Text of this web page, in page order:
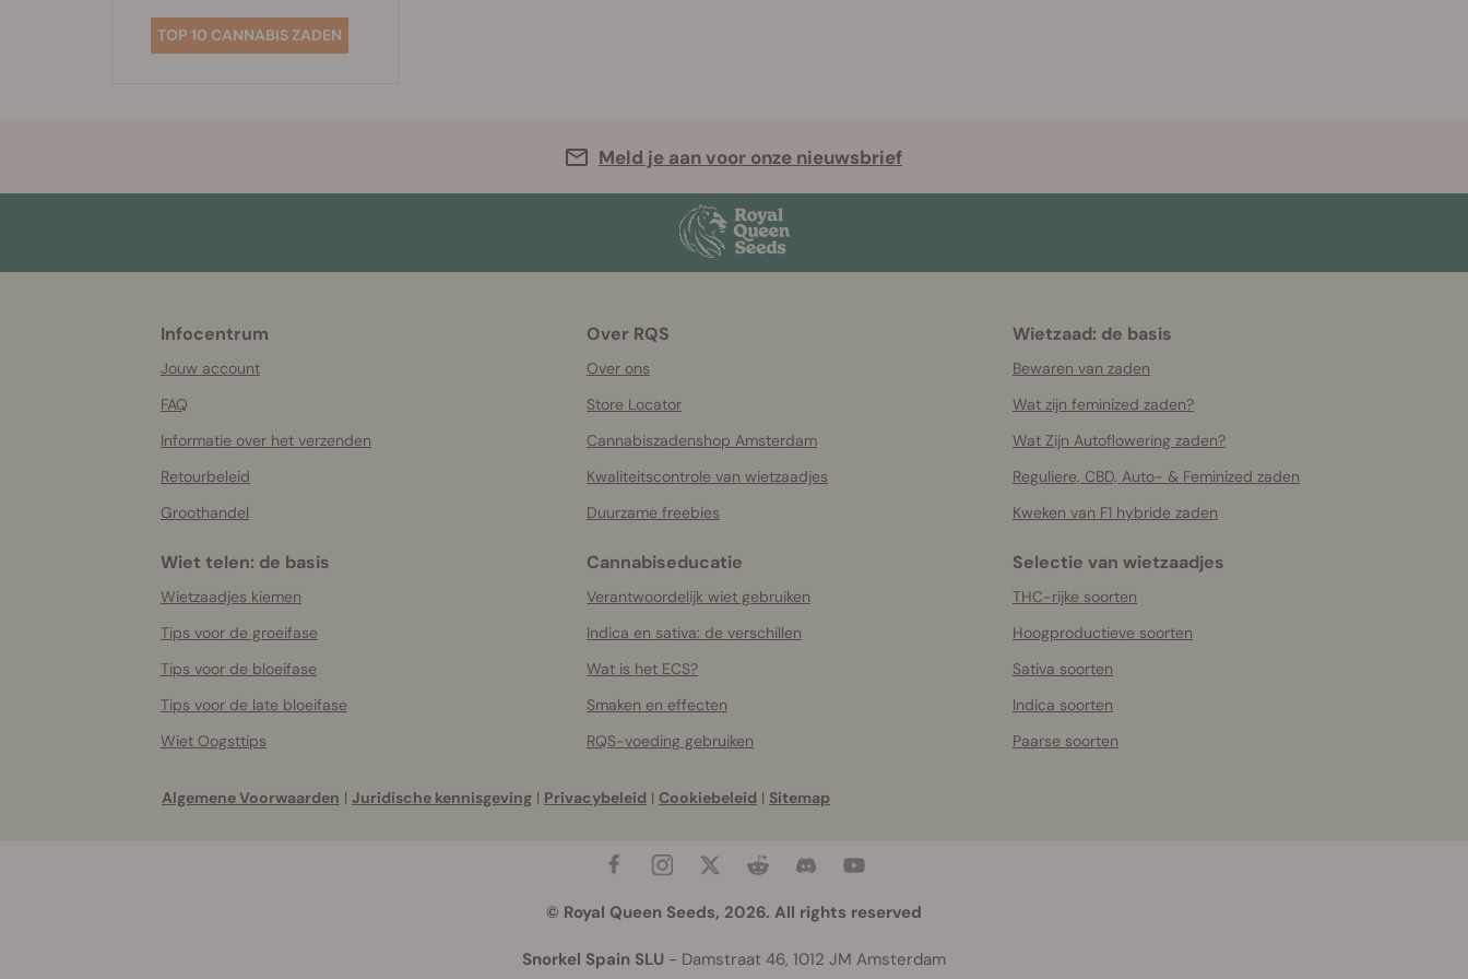
TOP 10 CANNABIS ZADEN
Meld je aan voor onze nieuwsbrief
Infocentrum
Jouw account
FAQ
Informatie over het verzenden
Retourbeleid
Groothandel
Over RQS
Over ons
Store Locator
Cannabiszadenshop Amsterdam
Kwaliteitscontrole van wietzaadjes
Duurzame freebies
Wietzaad: de basis
Bewaren van zaden
Wat zijn feminized zaden?
Wat Zijn Autoflowering zaden?
Reguliere, CBD, Auto- & Feminized zaden
Kweken van F1 hybride zaden
Wiet telen: de basis
Wietzaadjes kiemen
Tips voor de groeifase
Tips voor de bloeifase
Tips voor de late bloeifase
Wiet Oogsttips
Cannabiseducatie
Verantwoordelijk wiet gebruiken
Indica en sativa: de verschillen
Wat is het ECS?
Smaken en effecten
RQS-voeding gebruiken
Selectie van wietzaadjes
THC-rijke soorten
Hoogproductieve soorten
Sativa soorten
Indica soorten
Paarse soorten
Algemene Voorwaarden | Juridische kennisgeving | Privacybeleid | Cookiebeleid | Sitemap
© Royal Queen Seeds, 2026. All rights reserved
Snorkel Spain SLU - Damstraat 46, 1012 JM Amsterdam